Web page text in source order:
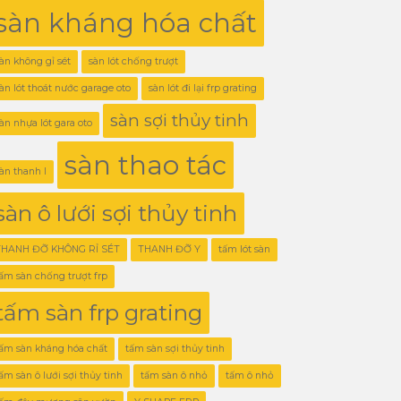
kháng hóa chất
không gỉ sét sàn lót chống trượt
lót thoát nước garage oto sàn lót đi lại frp grating
nhựa lót gara oto sàn sợi thủy tinh
thanh I sàn thao tác
ô lưới sợi thủy tinh
ĐỠ KHÔNG RỈ SÉT THANH ĐỠ Y tấm lót sàn
sàn chống trượt frp
sàn frp grating
sàn kháng hóa chất tấm sàn sợi thủy tinh
sàn ô lưới sợi thủy tinh tấm sàn ô nhỏ tấm ô nhỏ